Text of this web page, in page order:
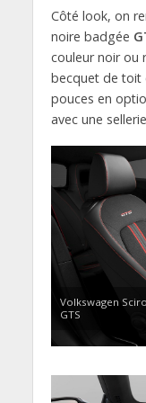
Côté look, on
noire badgée
couleur noir ou
becquet de toit
pouces en
avec une
Volkswagen
GTS